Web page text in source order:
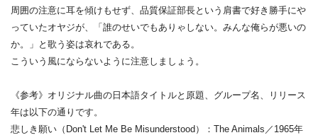
周囲の注意に耳を傾けもせず、 品質保証部長という肩書で好き勝手にや
っていたオヤジが、「 誰のせいでもありゃしない。みんな俺らが悪いの
か。」 と歌う姿は哀れである。
こういう風にならないように注意しましょう。
《参考》オリジナル曲の日本語タイトルと原題、グループ名、
リリース
年は以下の通りです。
悲しき願い（ Don't Let Me Be Misunderstood ）： The Animals ／ 1965年